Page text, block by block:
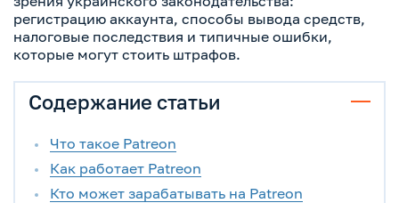
регистрацию аккаунта, способы вывода средств,
налоговые последствия и типичные ошибки,
которые могут стоить штрафов.
Содержание статьи
Что такое Patreon
Как работает Patreon
Кто может зарабатывать на Patreon